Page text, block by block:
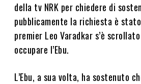
della tv NRK per chiedere di
pubblicamente la richiesta è
premier Leo Varadkar s’è
occupare l’Ebu.
L’Ebu, a sua volta, ha sostenuto